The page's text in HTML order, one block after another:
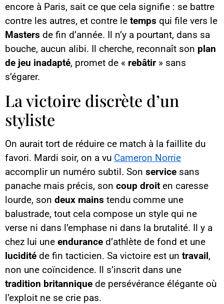
encore à Paris, sait ce que cela signifie : se battre
contre les autres, et contre le temps qui file vers le
Masters de fin d’année. Il n’y a pourtant, dans sa
bouche, aucun alibi. Il cherche, reconnaît son plan
de jeu inadapté, promet de « rebâtir » sans
s’égarer.
La victoire discrète d’un
styliste
On aurait tort de réduire ce match à la faillite du
favori. Mardi soir, on a vu Cameron Norrie
accomplir un numéro subtil. Son service sans
panache mais précis, son coup droit en caresse
lourde, son deux mains tendu comme une
balustrade, tout cela compose un style qui ne
verse ni dans l’emphase ni dans la brutalité. Il y a
chez lui une endurance d’athlète de fond et une
lucidité de fin tacticien. Sa victoire est un travail,
non une coïncidence. Il s’inscrit dans une
tradition britannique de persévérance élégante où
l’exploit ne se crie pas.